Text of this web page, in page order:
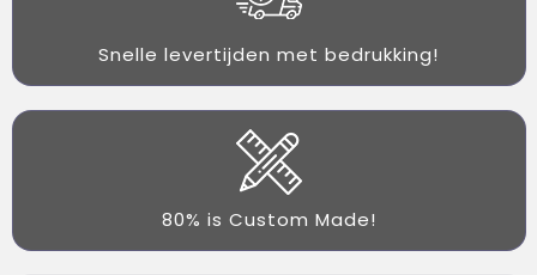
Snelle levertijden met bedrukking!
80% is Custom Made!